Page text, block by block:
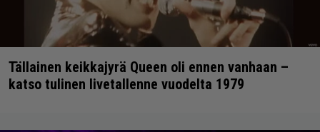
Tällainen keikkajyrä Queen oli ennen vanhaan –
katso tulinen livetallenne vuodelta 1979